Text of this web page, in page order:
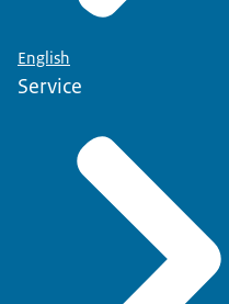
English
Service